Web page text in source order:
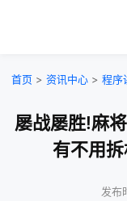
首页 > 资讯中心 > 程序
屡战屡胜!麻
有不用
发布